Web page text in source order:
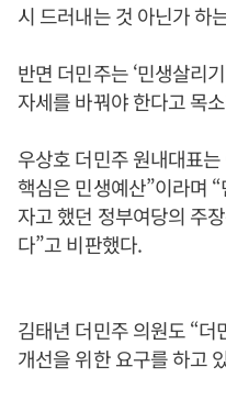
시 드러내는 것 아닌가 하
반면 더민주는 ‘민생살리
자세를 바꿔야 한다고 목
우상호 더민주 원내대표
핵심은 민생예산”이라며
자고 했던 정부여당의 주
다”고 비판했다.
김태년 더민주 의원도 “
개선을 위한 요구를 하고